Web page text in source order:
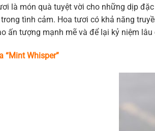
là món quà tuyệt vời cho những dịp
tình cảm. Hoa tươi có khả năng
ấn tượng mạnh mẽ và để lại kỷ niệm
“Mint Whisper”